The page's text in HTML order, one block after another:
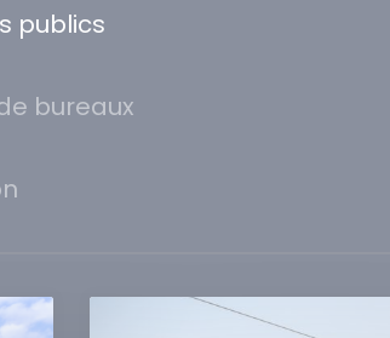
publics
bureaux